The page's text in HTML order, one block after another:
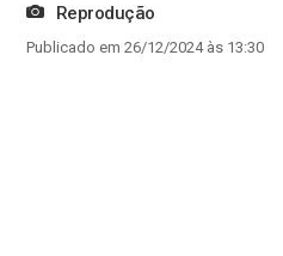
Reprodução
Publicado em 26/12/2024 às 13:30